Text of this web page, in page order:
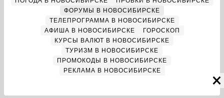
ФОРУМЫ В НОВОСИБИРСКЕ
ТЕЛЕПРОГРАММА В НОВОСИБИРСКЕ
АФИША В НОВОСИБИРСКЕ
ГОРОСКОП
КУРСЫ ВАЛЮТ В НОВОСИБИРСКЕ
ТУРИЗМ В НОВОСИБИРСКЕ
ПРОМОКОДЫ В НОВОСИБИРСКЕ
РЕКЛАМА В НОВОСИБИРСКЕ